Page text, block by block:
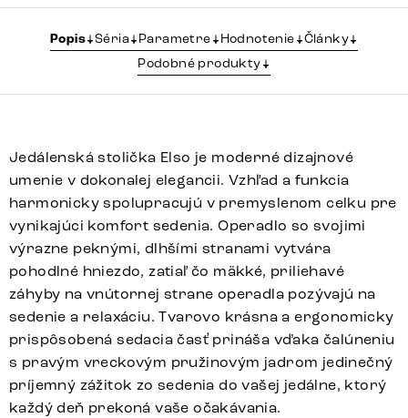
Popis Séria Parametre Hodnotenie
Články
Podobné produkty
Jedálenská stolička Elso je moderné dizajnové
umenie v dokonalej elegancii. Vzhľad a funkcia
harmonicky spolupracujú v premyslenom celku pre
vynikajúci komfort sedenia. Operadlo so svojimi
výrazne peknými, dlhšími stranami vytvára
pohodlné hniezdo, zatiaľ čo mäkké, priliehavé
záhyby na vnútornej strane operadla pozývajú na
sedenie a relaxáciu. Tvarovo krásna a ergonomicky
prispôsobená sedacia časť prináša vďaka čalúneniu
s pravým vreckovým pružinovým jadrom jedinečný
príjemný zážitok zo sedenia do vašej jedálne, ktorý
každý deň prekoná vaše očakávania.